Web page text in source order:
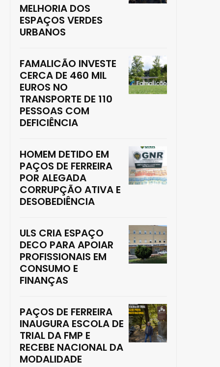
MELHORIA DOS
ESPAÇOS VERDES
URBANOS
FAMALICÃO INVESTE
CERCA DE 460 MIL
EUROS NO
TRANSPORTE DE 110
PESSOAS COM
DEFICIÊNCIA
HOMEM DETIDO EM
PAÇOS DE FERREIRA
POR ALEGADA
CORRUPÇÃO ATIVA E
DESOBEDIÊNCIA
ULS CRIA ESPAÇO
DECO PARA APOIAR
PROFISSIONAIS EM
CONSUMO E
FINANÇAS
PAÇOS DE FERREIRA
INAUGURA ESCOLA DE
TRIAL DA FMP E
RECEBE NACIONAL DA
MODALIDADE